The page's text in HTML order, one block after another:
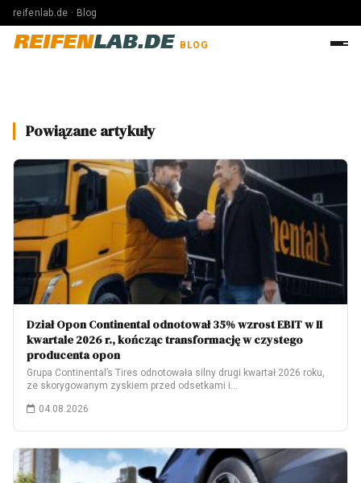
reifenlab.de · Blog
REIFENLAB.DE BLOG
Powiązane artykuły
Dział Opon Continental odnotował 35% wzrost EBIT w II
kwartale 2026 r., kończąc transformację w czystego
producenta opon
Grupa Continental’s Tires odnotowała silny drugi kwartał 2026 roku,
ze skorygowanym zyskiem przed odsetkami i…
04.08.2026